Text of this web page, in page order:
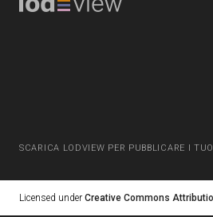
SCARICA LODVIEW PER PUBBLICARE I
Licensed under Creative Commons